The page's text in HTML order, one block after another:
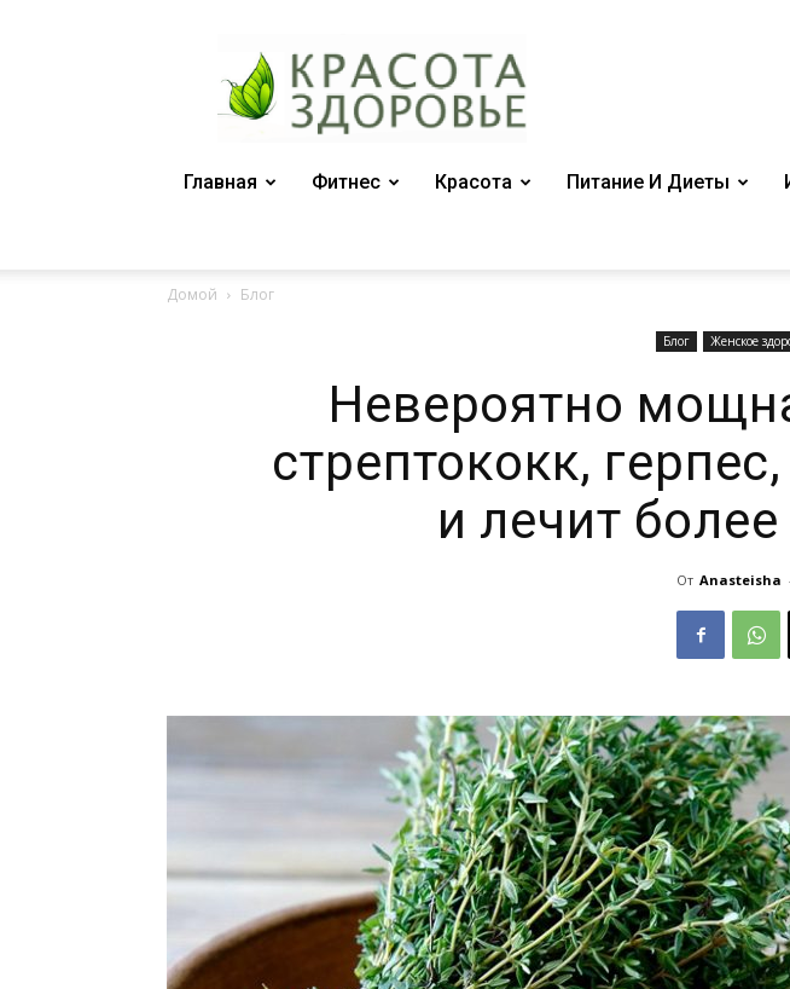
журнал
"Красота
и
Главная
Фитнес Красота Питание И Диеты
Домой Блог
Блог Женское
Невероятно
стрептококк,
и лечит
От Anasteisha